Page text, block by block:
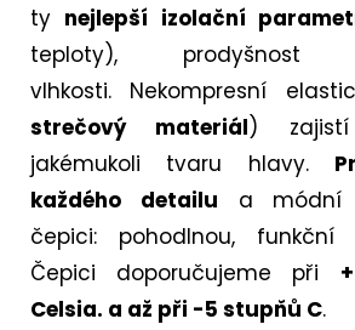
ty nejlepší izolační
teploty),
vlhkosti.
Nekompresní
strečový materiál) zajistí
jakémukoli tvaru hlavy.
každého detailu a módní
čepici: pohodlnou, funkční
Čepici doporučujeme při
Celsia. a až při -5 stupňů C.